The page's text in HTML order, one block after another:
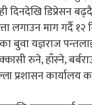
दिनदेखि डिप्रेसन
लगाउन माग गर्दै
बुवा यज्ञराज
रुने, हाँस्ने,
प्रशासन कार्यालय